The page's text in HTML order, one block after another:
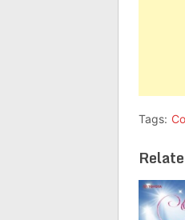
Tags: